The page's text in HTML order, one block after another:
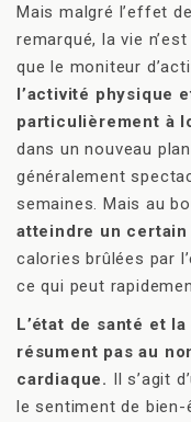
Mais malgré l’effet
remarqué, la vie
que le moniteur
l’activité physique
particulièrement à
dans un nouveau
généralement
semaines. Mais au
atteindre un certain
calories brûlées par
ce qui peut
L’état de santé et
résument pas au
cardiaque. Il s’agit
le sentiment de